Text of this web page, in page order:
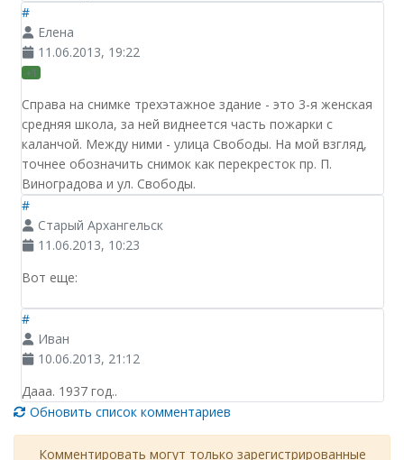
#
Елена
11.06.2013, 19:22
+1
Справа на снимке трехэтажное здание - это 3-я женская
средняя школа, за ней виднеется часть пожарки с
каланчой. Между ними - улица Свободы. На мой взгляд,
точнее обозначить снимок как перекресток пр. П.
Виноградова и ул. Свободы.
#
Старый Архангельск
11.06.2013, 10:23
Вот еще:
#
Иван
10.06.2013, 21:12
Дааа. 1937 год..
Обновить список комментариев
Комментировать могут только зарегистрированные